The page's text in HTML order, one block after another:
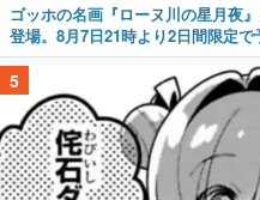
ゴッホの名画『ローヌ川の星月夜
登場。8月7日21時より2日間限定で
5